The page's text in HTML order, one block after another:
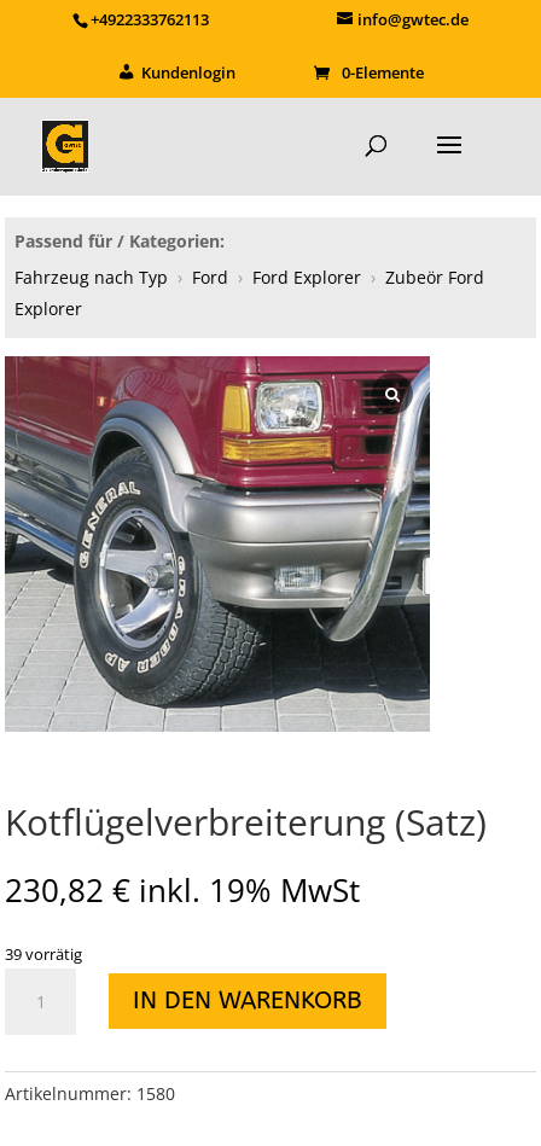
+4922333762113 info@gwtec.de
Kundenlogin 0-Elemente
Passend für / Kategorien:
Fahrzeug nach Typ › Ford › Ford Explorer › Zubeör Ford
Explorer
Kotflügelverbreiterung (Satz)
230,82 € inkl. 19% MwSt
39 vorrätig
Kotflügelverbreiterung
(Satz)
IN DEN WARENKORB
Artikelnummer: 1580